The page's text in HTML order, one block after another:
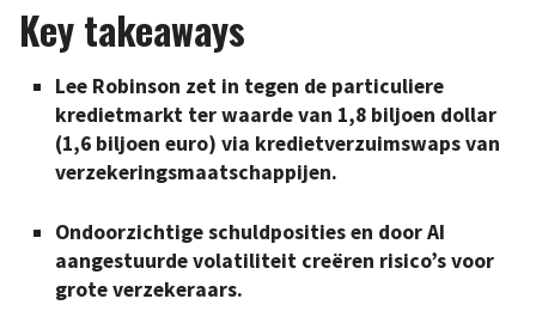
Key takeaways
Lee Robinson zet in tegen de particuliere
kredietmarkt ter waarde van 1,8 biljoen dollar
(1,6 biljoen euro) via kredietverzuimswaps van
verzekeringsmaatschappijen.
Ondoorzichtige schuldposities en door AI
aangestuurde volatiliteit creëren risico’s voor
grote verzekeraars.